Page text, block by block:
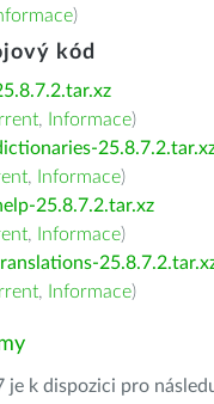
)
kód
, Informace)
, Informace)
25.8.7.2.tar.xz
, Informace)
, Informace)
je k dispozici pro